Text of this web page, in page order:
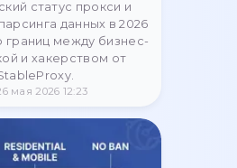
для Ahrefs,
Serpstat: как
блокировок и капчи
поисковых систем?